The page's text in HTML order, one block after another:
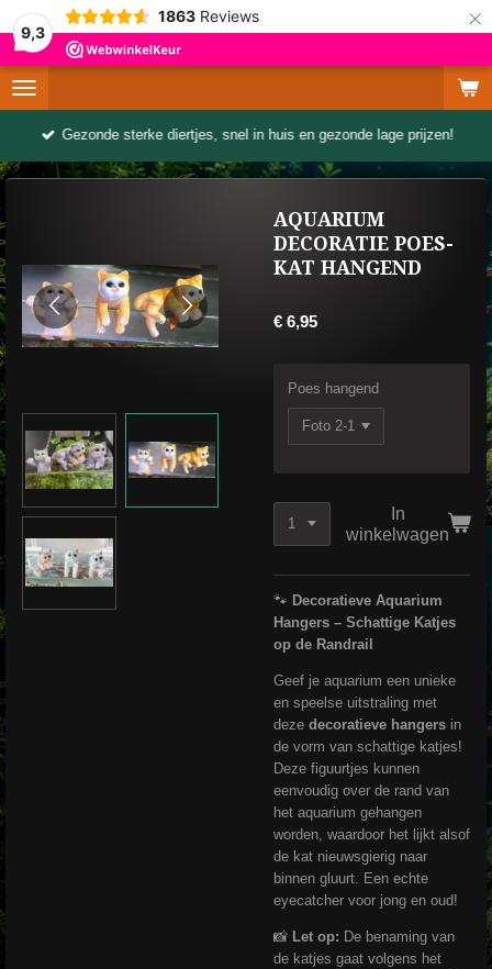
9,3
1863 Reviews ×
Gezonde sterke diertjes, snel in huis en gezonde lage prijzen!
AQUARIUM
DECORATIE POES-
KAT HANGEND
€ 6,95
Poes hangend
In
winkelwagen
🐾 Decoratieve Aquarium
Hangers – Schattige Katjes
op de Randrail
Geef je aquarium een unieke
en speelse uitstraling met
deze decoratieve hangers in
de vorm van schattige katjes!
Deze figuurtjes kunnen
eenvoudig over de rand van
het aquarium gehangen
worden, waardoor het lijkt alsof
de kat nieuwsgierig naar
binnen gluurt. Een echte
eyecatcher voor jong en oud!
📸 Let op: De benaming van
de katjes gaat volgens het